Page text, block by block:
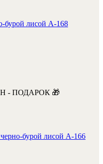
бурой лисой А-168
- ПОДАРОК 🎁
бурой лисой А-166